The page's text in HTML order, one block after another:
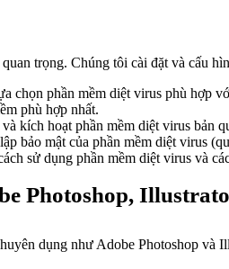
trọng. Chúng tôi cài đặt và cấu
chọn phần mềm diệt virus phù hợp
phù hợp nhất.
kích hoạt phần mềm diệt virus bản
bảo mật của phần mềm diệt virus
sử dụng phần mềm diệt virus và
Photoshop,
dụng như Adobe Photoshop